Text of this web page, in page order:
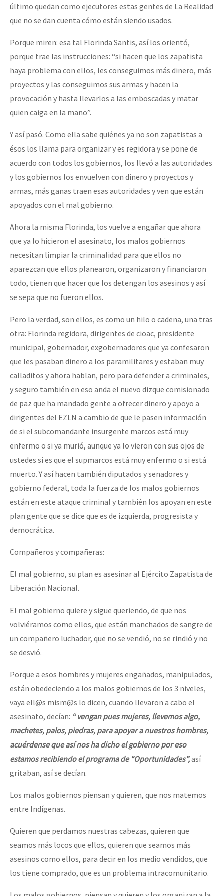
último quedan como ejecutores estas gentes de La Realidad
que no se dan cuenta cómo están siendo usados.
Porque miren: esa tal Florinda Santis, así los orientó,
porque trae las instrucciones: “si hacen que los zapatista
haya problema con ellos, les conseguimos más dinero, más
proyectos y las conseguimos sus armas y hacen la
provocación y hasta llevarlos a las emboscadas y matar
quien caiga en la mano”.
Y así pasó. Como ella sabe quiénes ya no son zapatistas a
ésos los llama para organizar y es regidora y se pone de
acuerdo con todos los gobiernos, los llevó a las autoridades
y los gobiernos los envuelven con dinero y proyectos y
armas, más ganas traen esas autoridades y ven que están
apoyados con el mal gobierno.
Ahora la misma Florinda, los vuelve a engañar que ahora
que ya lo hicieron el asesinato, los malos gobiernos
necesitan limpiar la criminalidad para que ellos no
aparezcan que ellos planearon, organizaron y financiaron
todo, tienen que hacer que los detengan los asesinos y así
se sepa que no fueron ellos.
Pero la verdad, son ellos, es como un hilo o cadena, una tras
otra: Florinda regidora, dirigentes de cioac, presidente
municipal, gobernador, exgobernadores que ya confesaron
que les pasaban dinero a los paramilitares y estaban muy
calladitos y ahora hablan, pero para defender a criminales,
y seguro también en eso anda el nuevo dizque comisionado
de paz que ha mandado gente a ofrecer dinero y apoyo a
dirigentes del EZLN a cambio de que le pasen información
de si el subcomandante insurgente marcos está muy
enfermo o si ya murió, aunque ya lo vieron con sus ojos de
ustedes si es que el supmarcos está muy enfermo o si está
muerto. Y así hacen también diputados y senadores y
gobierno federal, toda la fuerza de los malos gobiernos
están en este ataque criminal y también los apoyan en este
plan gente que se dice que es de izquierda, progresista y
democrática.
Compañeros y compañeras:
El mal gobierno, su plan es asesinar al Ejército Zapatista de
Liberación Nacional.
El mal gobierno quiere y sigue queriendo, de que nos
volviéramos como ellos, que están manchados de sangre de
un compañero luchador, que no se vendió, no se rindió y no
se desvió.
Porque a esos hombres y mujeres engañados, manipulados,
están obedeciendo a los malos gobiernos de los 3 niveles,
vaya ell@s mism@s lo dicen, cuando llevaron a cabo el
asesinato, decían: “ vengan pues mujeres, llevemos algo,
machetes, palos, piedras, para apoyar a nuestros hombres,
acuérdense que así nos ha dicho el gobierno por eso
estamos recibiendo el programa de “Oportunidades”,así
gritaban, así se decían.
Los malos gobiernos piensan y quieren, que nos matemos
entre Indígenas.
Quieren que perdamos nuestras cabezas, quieren que
seamos más locos que ellos, quieren que seamos más
asesinos como ellos, para decir en los medio vendidos, que
los tiene comprado, que es un problema intracomunitario.